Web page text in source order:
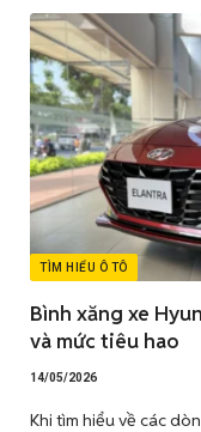
TÌM HIỂU Ô TÔ
Bình xăng xe
và mức tiêu hao
14/05/2026
Khi tìm hiểu về các